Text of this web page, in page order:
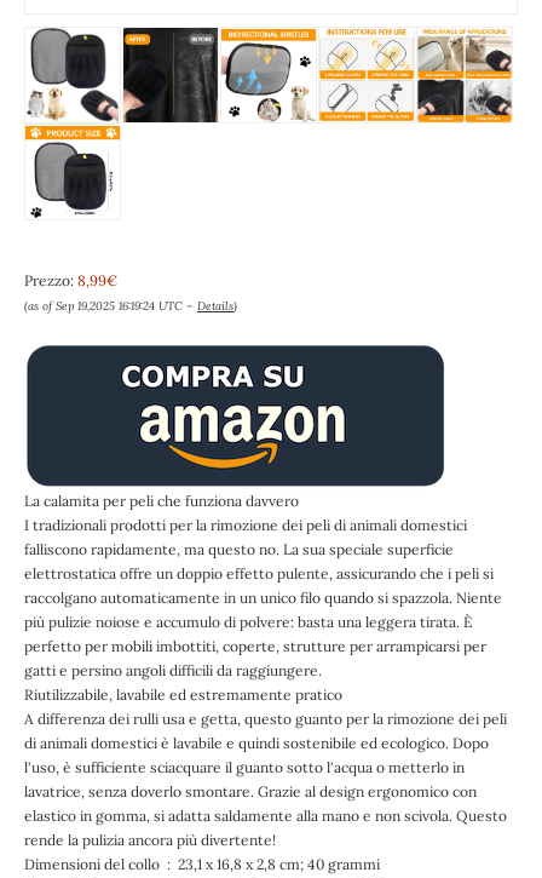
Prezzo: 8,99€
(as of Sep 19,2025 16:19:24 UTC – Details)
La calamita per peli che funziona davvero
I tradizionali prodotti per la rimozione dei peli di animali domestici
falliscono rapidamente, ma questo no. La sua speciale superficie
elettrostatica offre un doppio effetto pulente, assicurando che i peli si
raccolgano automaticamente in un unico filo quando si spazzola. Niente
più pulizie noiose e accumulo di polvere: basta una leggera tirata. È
perfetto per mobili imbottiti, coperte, strutture per arrampicarsi per
gatti e persino angoli difficili da raggiungere.
Riutilizzabile, lavabile ed estremamente pratico
A differenza dei rulli usa e getta, questo guanto per la rimozione dei peli
di animali domestici è lavabile e quindi sostenibile ed ecologico. Dopo
l'uso, è sufficiente sciacquare il guanto sotto l'acqua o metterlo in
lavatrice, senza doverlo smontare. Grazie al design ergonomico con
elastico in gomma, si adatta saldamente alla mano e non scivola. Questo
rende la pulizia ancora più divertente!
Dimensioni del collo ‏ : ‎ 23,1 x 16,8 x 2,8 cm; 40 grammi